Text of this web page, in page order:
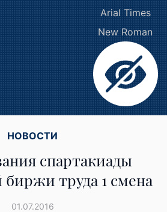
Arial Times
New Roman
НОВОСТИ
спартакиады
труда 1 смена
01.07.2016